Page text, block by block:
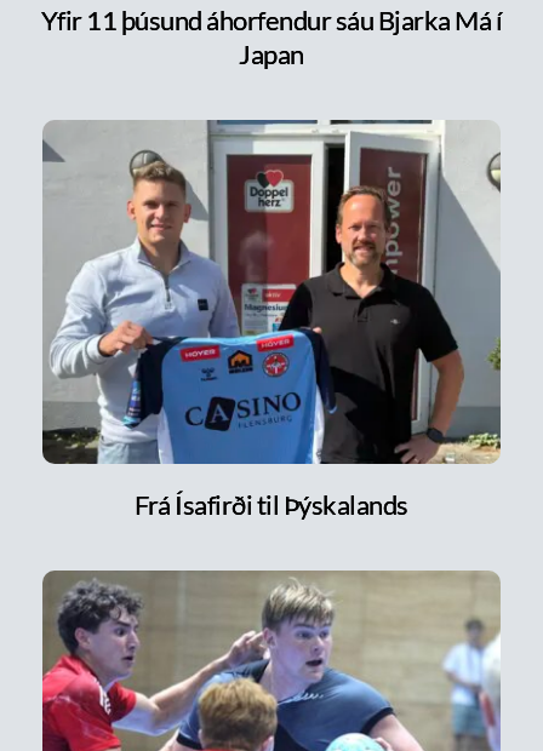
Yfir 11 þúsund áhorfendur sáu Bjarka Má í
Japan
Frá Ísafirði til Þýskalands